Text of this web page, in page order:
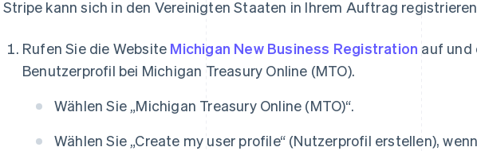
Stripe kann sich in den Vereinigten Staaten in Ihrem Auftrag
Rufen Sie die Website Michigan New Business Registration auf und
Benutzerprofil bei Michigan Treasury Online (MTO).
Wählen Sie „Michigan Treasury Online (MTO)“.
Wählen Sie „Create my user profile“ (Nutzerprofil erstellen),